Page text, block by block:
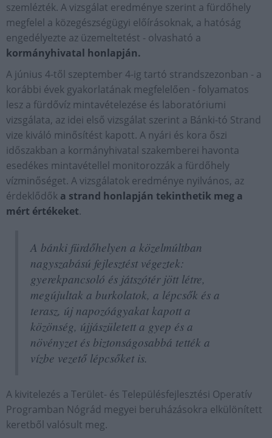
szemlézték. A vizsgálat eredménye szerint a fürdőhely
megfelel a közegészségügyi előírásoknak, a hatóság
engedélyezte az üzemeltetést - olvasható a
kormányhivatal honlapján.
A június 4-től szeptember 4-ig tartó strandszezonban - a
korábbi évek gyakorlatának megfelelően - folyamatos
lesz a fürdővíz mintavételezése és laboratóriumi
vizsgálata, az idei első vizsgálat szerint a Bánki-tó Strand
vize kiváló minősítést kapott. A nyári és kora őszi
időszakban a kormányhivatal szakemberei havonta
esedékes mintavétellel monitorozzák a fürdőhely
vízminőséget. A vizsgálatok eredménye nyilvános, az
érdeklődők a strand honlapján tekinthetik meg a
mért értékeket.
A bánki fürdőhelyen a közelmúltban
nagyszabású fejlesztést végeztek:
gyerekpancsoló és játszótér jött létre,
megújultak a burkolatok, a lépcsők és a
terasz, új napozóágyakat kapott a
közönség, újjászületett a gyep és a
növényzet és biztonságosabbá tették a
vízbe vezető lépcsőket is.
A kivitelezés a Terület- és Településfejlesztési Operatív
Programban Nógrád megyei beruházásokra elkülönített
keretből valósult meg.